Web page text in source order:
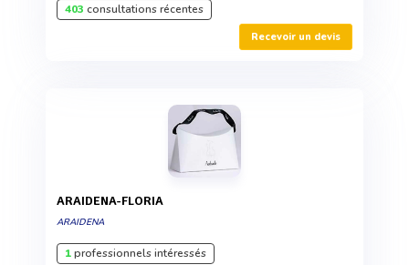
403 consultations récentes
Recevoir un devis
ARAIDENA-FLORIA
ARAIDENA
1professionnels intéressés